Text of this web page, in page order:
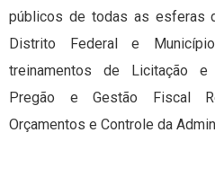
públicos de todas as esferas
Distrito Federal e
treinamentos de Licitação e
Pregão e Gestão Fiscal
Orçamentos e Controle da